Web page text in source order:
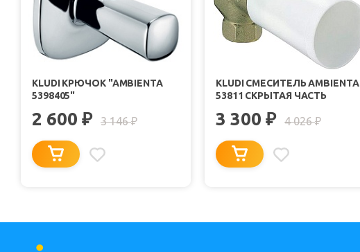
KLUDI КРЮЧОК "AMBIENTA
5398405"
2 600 ₽ 3 146₽
KLUDI СМЕСИТЕЛЬ AMBIENTA
53811 СКРЫТАЯ ЧАСТЬ
3 300 ₽ 4 026₽